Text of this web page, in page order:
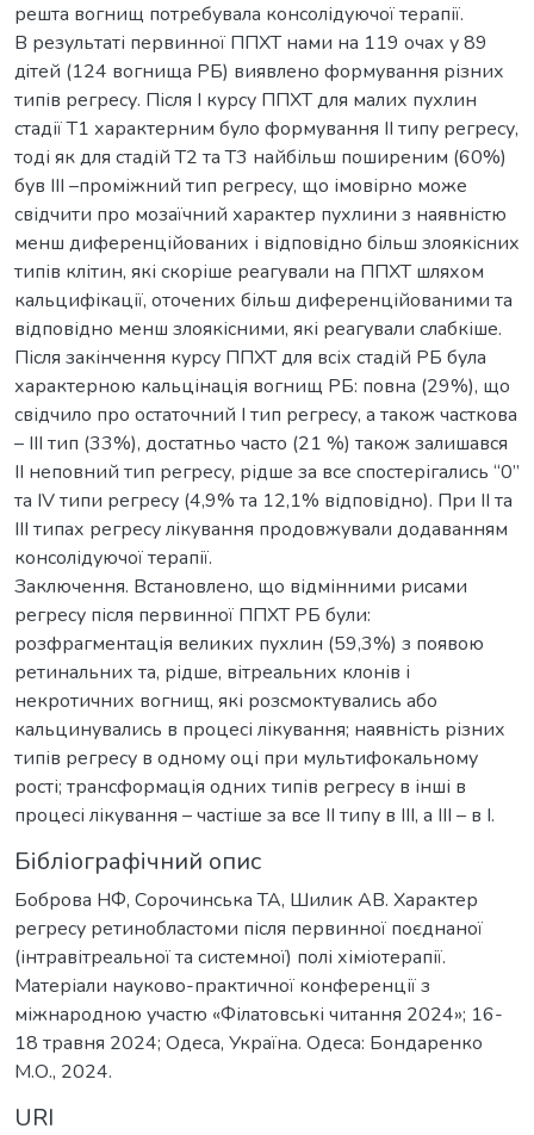
решта вогнищ потребувала консолідуючої терапії.
В результаті первинної ППХТ нами на 119 очах у 89
дiтей (124 вогнища РБ) виявлено формування різних
типів регресу. Після I курсу ППХТ для малих пухлин
стадії Т1 характерним було формування II типу регресу,
тоді як для стадій T2 та Т3 найбільш поширеним (60%)
був III –проміжний тип регресу, що імовірно може
свідчити про мозаїчний характер пухлини з наявністю
менш диференційованих і відповідно більш злоякісних
типів клітин, які скоріше реагували на ППХТ шляхом
кальцифікації, оточених більш диференційованими та
відповідно менш злоякісними, які реагували слабкіше.
Після закінчення курсу ППХТ для всіх стадій РБ була
характерною кальцінація вогнищ РБ: повна (29%), що
свідчило про остаточний I тип регресу, а також часткова
– III тип (33%), достатньо часто (21 %) також залишався
ІІ неповний тип регресу, рідше за все спостерігались “0”
та IV типи регресу (4,9% та 12,1% відповідно). При ІІ та
ІІІ типах регресу лікування продовжували додаванням
консолідуючої терапії.
Заключення. Встановлено, що відмінними рисами
регресу після первинної ППХТ РБ були:
розфрагментація великих пухлин (59,3%) з появою
ретинальних та, рідше, вітреальних клонів і
некротичних вогнищ, які розсмоктувались або
кальцинувались в процесі лікування; наявність різних
типів регресу в одному оці при мультифокальному
рості; трансформація одних типів регресу в інші в
процесі лікування – частіше за все ІІ типу в ІІІ, а ІІІ – в І.
Бібліографічний опис
Боброва НФ, Сорочинська ТА, Шилик АВ. Характер
регресу ретинобластоми після первинної поєднаної
(інтравітреальної та системної) полі хіміотерапії.
Матеріали науково-практичної конференції з
міжнародною участю «Філатовські читання 2024»; 16-
18 травня 2024; Одеса, Україна. Одеса: Бондаренко
М.О., 2024.
URI